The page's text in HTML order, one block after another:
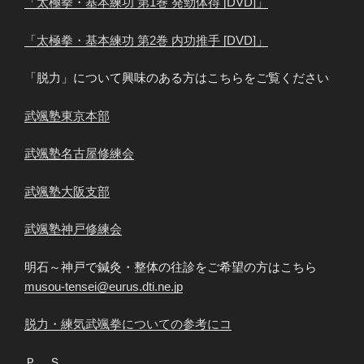
「太極拳・基本練功 第2巻 内功推手 [DVD]」
「脱力」について興味のある方はこちらをご覧ください
武颯塾東京本部
武颯塾名古屋修練会
武颯塾大阪支部
武颯塾神戸修練会
明石～神戸で鍼灸・整体の往診をご希望の方はこちら
musou-tensei@eurus.dti.ne.jp
脱力・練気武颯拳についての参考にコ